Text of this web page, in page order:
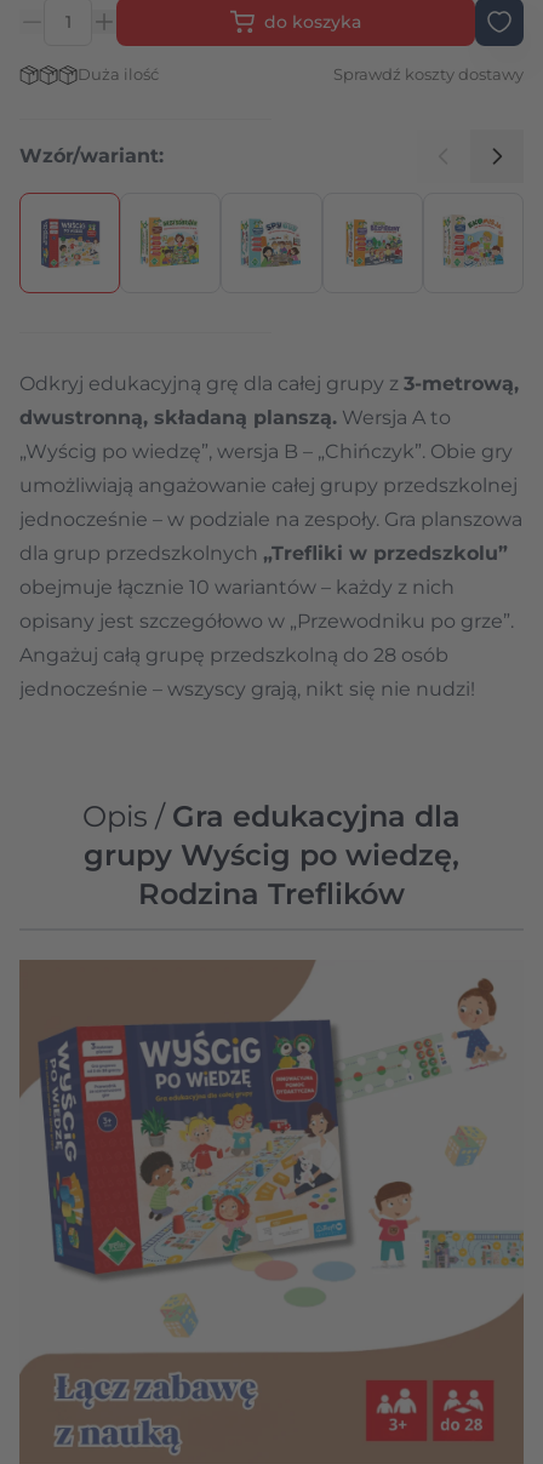
do koszyka
Stan magazynowy:
Duża ilość Sprawdź koszty dostawy
Wzór/wariant:
Naciśnij, aby pominąć karuzelę
Odkryj edukacyjną grę dla całej grupy z 3-metrową,
dwustronną, składaną planszą. Wersja A to
„Wyścig po wiedzę”, wersja B – „Chińczyk”. Obie gry
umożliwiają angażowanie całej grupy przedszkolnej
jednocześnie – w podziale na zespoły. Gra planszowa
dla grup przedszkolnych „Trefliki w przedszkolu”
obejmuje łącznie 10 wariantów – każdy z nich
opisany jest szczegółowo w „Przewodniku po grze”.
Angażuj całą grupę przedszkolną do 28 osób
jednocześnie – wszyscy grają, nikt się nie nudzi!
Opis / Gra edukacyjna dla
grupy Wyścig po wiedzę,
Rodzina Treflików